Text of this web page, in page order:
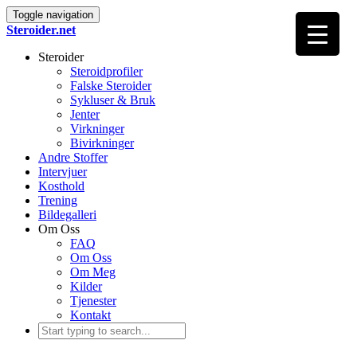
Toggle navigation
Steroider.net
Steroider
Steroidprofiler
Falske Steroider
Sykluser & Bruk
Jenter
Virkninger
Bivirkninger
Andre Stoffer
Intervjuer
Kosthold
Trening
Bildegalleri
Om Oss
FAQ
Om Oss
Om Meg
Kilder
Tjenester
Kontakt